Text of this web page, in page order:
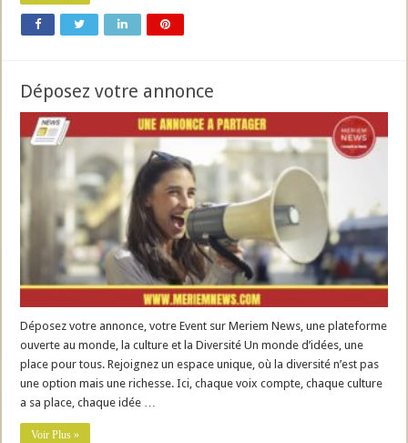
Déposez votre annonce
Déposez votre annonce, votre Event sur Meriem News, une plateforme
ouverte au monde, la culture et la Diversité Un monde d’idées, une
place pour tous. Rejoignez un espace unique, où la diversité n’est pas
une option mais une richesse. Ici, chaque voix compte, chaque culture
a sa place, chaque idée …
Voir Plus »